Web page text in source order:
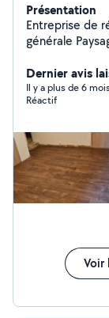
Présentation
Entreprise de
générale
Dernier avis
Il y a plus de 6
Réactif
Voir